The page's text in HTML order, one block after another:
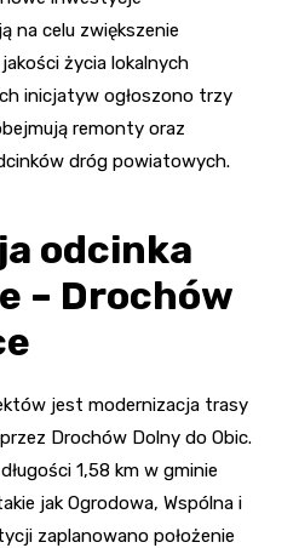
na celu zwiększenie
życia lokalnych
inicjatyw ogłoszono trzy
remonty oraz
dróg powiatowych.
odcinka
– Drochów
jest modernizacja trasy
Drochów Dolny do Obic.
1,58 km w gminie
jak Ogrodowa, Wspólna i
zaplanowano położenie